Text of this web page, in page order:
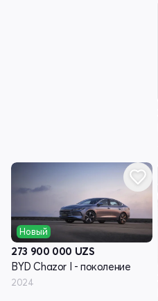
Новый
273 900 000 UZS
BYD Chazor I - поколение
2024